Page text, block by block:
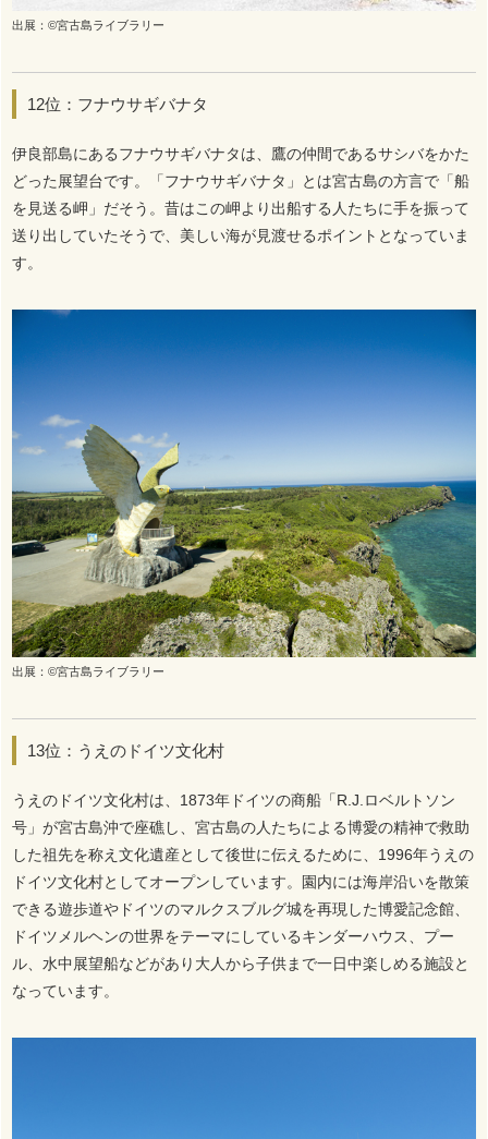
出展：©宮古島ライブラリー
12位：フナウサギバナタ
伊良部島にあるフナウサギバナタは、鷹の仲間であるサシバをかた
どった展望台です。「フナウサギバナタ」とは宮古島の方言で「船
を見送る岬」だそう。昔はこの岬より出船する人たちに手を振って
送り出していたそうで、美しい海が見渡せるポイントとなっていま
す。
出展：©宮古島ライブラリー
13位：うえのドイツ文化村
うえのドイツ文化村は、1873年ドイツの商船「R.J.ロベルトソン
号」が宮古島沖で座礁し、宮古島の人たちによる博愛の精神で救助
した祖先を称え文化遺産として後世に伝えるために、1996年うえの
ドイツ文化村としてオープンしています。園内には海岸沿いを散策
できる遊歩道やドイツのマルクスブルグ城を再現した博愛記念館、
ドイツメルヘンの世界をテーマにしているキンダーハウス、プー
ル、水中展望船などがあり大人から子供まで一日中楽しめる施設と
なっています。